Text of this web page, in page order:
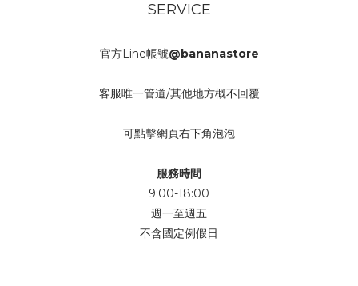
SERVICE
官方Line帳號@bananastore
客服唯一管道/其他地方概不回覆
可點擊網頁右下角泡泡
服務時間
9:00-18:00
週一至週五
不含國定例假日